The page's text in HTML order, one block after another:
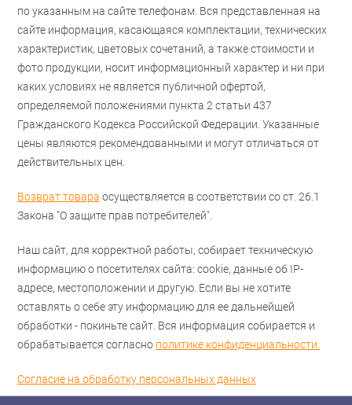
по указанным на сайте телефонам. Вся представленная на
сайте информация, касающаяся комплектации, технических
характеристик, цветовых сочетаний, а также стоимости и
фото продукции, носит информационный характер и ни при
каких условиях не является публичной офертой,
определяемой положениями пункта 2 статьи 437
Гражданского Кодекса Российской Федерации. Указанные
цены являются рекомендованными и могут отличаться от
действительных цен.
Возврат товара осуществляется в соответствии со ст. 26.1
Закона "О защите прав потребителей".
Наш сайт, для корректной работы, собирает техническую
информацию о посетителях сайта: cookie, данные об IP-
адресе, местоположении и другую. Если вы не хотите
оставлять о себе эту информацию для ее дальнейшей
обработки - покиньте сайт. Вся информация собирается и
обрабатывается согласно политике конфиденциальности.
Согласие на обработку персональных данных